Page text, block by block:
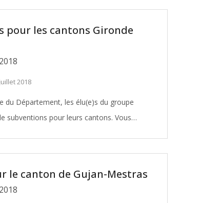
pour les cantons Gironde
2 juillet 2018
2018
du Département, les élu(e)s du groupe
pour leurs cantons. Vous
le canton de Gujan-Mestras
2 juillet 2018